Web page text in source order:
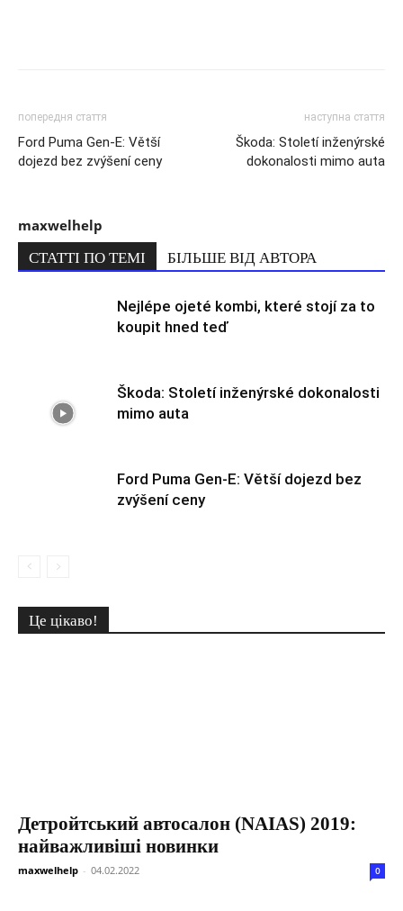
попередня стаття
Ford Puma Gen-E: Větší
dojezd bez zvýšení ceny
наступна стаття
Škoda: Století inženýrské
dokonalosti mimo auta
maxwelhelp
СТАТТІ ПО ТЕМІ БІЛЬШЕ ВІД АВТОРА
Nejlépe ojeté kombi, které stojí za to
koupit hned teď
Škoda: Století inženýrské dokonalosti
mimo auta
Ford Puma Gen-E: Větší dojezd bez
zvýšení ceny
Це цікаво!
Детройтський автосалон (NAIAS) 2019:
найважливіші новинки
maxwelhelp - 04.02.2022 0